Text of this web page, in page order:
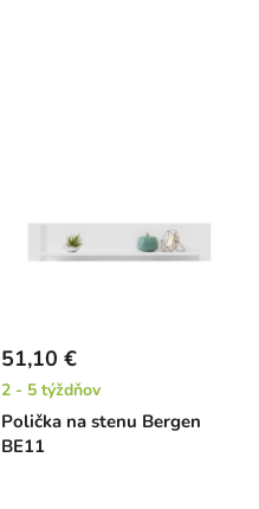
Polička na stenu Bergen
BE11
51,10 €
2 - 5 týždňov